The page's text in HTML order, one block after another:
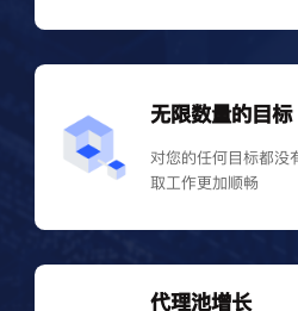
无限数量的目标
对您的任何目标都没
取工作更加顺畅
代理池增长